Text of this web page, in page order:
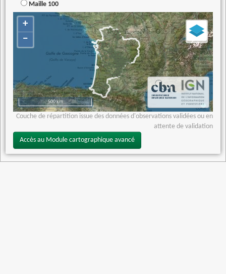
Maille 100
+
−
500 km
Couche de répartition issue des données d'observations validées ou en
attente de validation
Accès au Module cartographique avancé